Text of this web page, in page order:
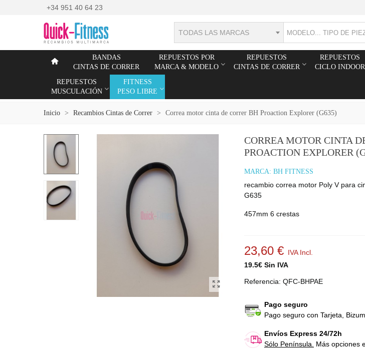
+34 951 40 64 23
TODAS LAS MARCAS
BANDAS
CINTAS DE CORRER
REPUESTOS POR
MARCA & MODELO
REPUESTOS
CINTAS DE CORRER
REPUESTOS
CICLO INDOOR
REPUESTOS
MUSCULACIÓN
FITNESS
PESO LIBRE
Inicio > Recambios Cintas de Correr > Correa motor cinta de correr BH Proaction Explorer (G635)
CORREA MOTOR CINTA
PROACTION EXPLORER
MARCA: BH FITNESS
recambio correa motor Poly V para
G635
457mm 6 crestas
23,60 € IVA Incl.
19.5€ Sin IVA
Referencia: QFC-BHPAE
Pago seguro
Pago seguro con Tarjeta,
Envíos Express 24/72h
Sólo Península.
Más opciones
Pomo regulación inclinación
IVA Incl.